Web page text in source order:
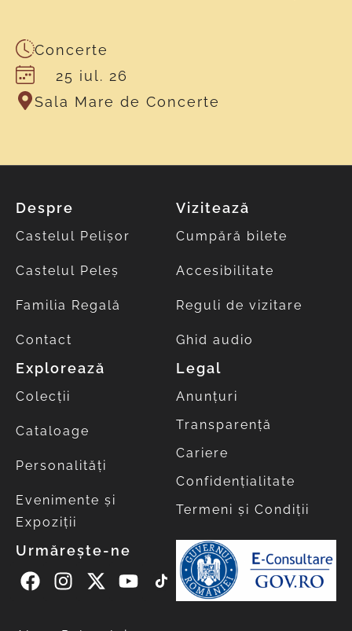
Concerte
25 iul. 26
Sala Mare de Concerte
Despre
Castelul Pelișor
Castelul Peleș
Familia Regală
Contact
Vizitează
Cumpără bilete
Accesibilitate
Reguli de vizitare
Ghid audio
Explorează
Colecții
Cataloage
Personalități
Evenimente și
Expoziții
Legal
Anunțuri
Transparență
Cariere
Confidențialitate
Termeni și Condiții
Urmărește-ne